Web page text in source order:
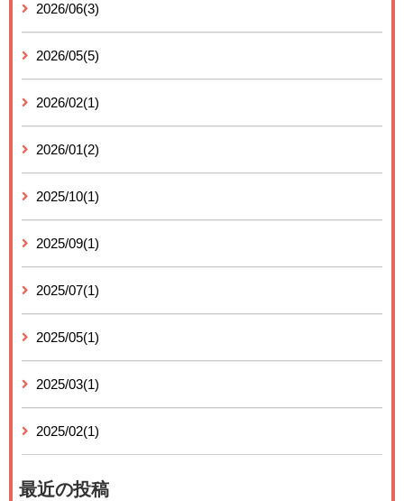
2026/06(3)
2026/05(5)
2026/02(1)
2026/01(2)
2025/10(1)
2025/09(1)
2025/07(1)
2025/05(1)
2025/03(1)
2025/02(1)
最近の投稿